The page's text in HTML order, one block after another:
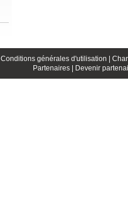
Conditions générales d'utilisation |
Partenaires |
Devenir